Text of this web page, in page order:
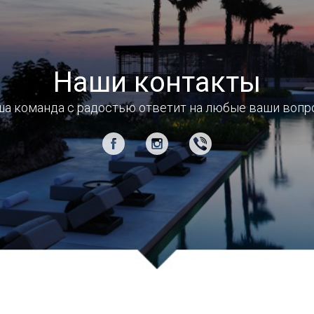
Наши контакты
команда с радостью ответит на любые ваши